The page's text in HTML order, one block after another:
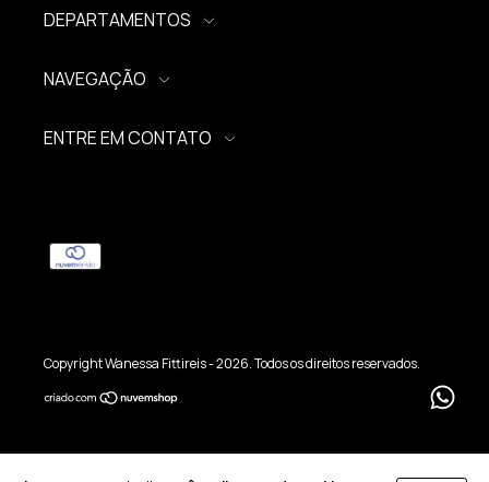
DEPARTAMENTOS
NAVEGAÇÃO
ENTRE EM CONTATO
Copyright Wanessa Fittireis - 2026. Todos os direitos reservados.